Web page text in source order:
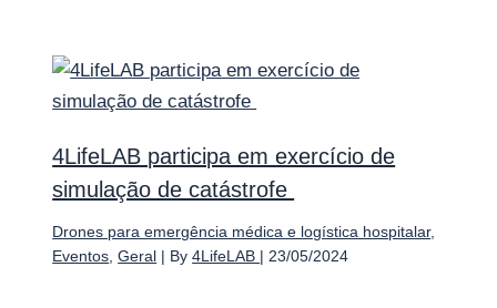
4LifeLAB participa em exercício de
simulação de catástrofe
Drones para emergência médica e logística hospitalar,
Eventos ,Geral | By4LifeLAB | 23/05/2024